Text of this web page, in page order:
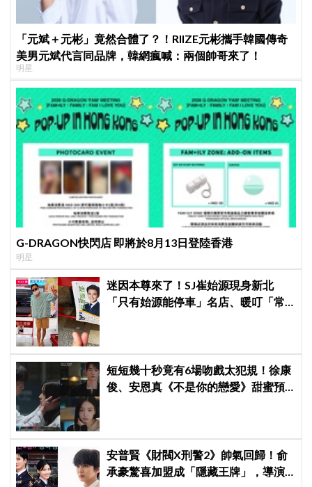
「元斌＋元彬」竟然合體了？！RIIZE元彬攜手韓國傳奇
美男元斌代言同品牌，韓網瘋喊：兩個帥哥來了！
明星
G-DRAGON快閃店 即將於8月13日登陸香港
明星
迷因本尊來了！SJ崔始源現身新北
「只有始源能停車」名店、暖叮「常
短短幾十秒竟有6場吻戲太犯規！徐康
俊、安恩真《不是你的戀愛》甜蜜預
安普賢《財閥X刑警2》帥氣回歸！俞
承豪驚喜加盟成「隱藏王牌」，導演